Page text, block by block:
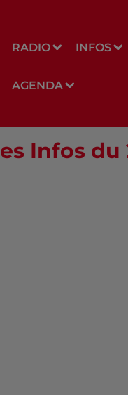
RADIO INFOS
AGENDA
Infos du